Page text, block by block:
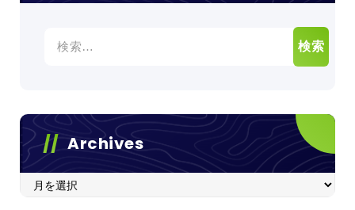
Archives
Archives